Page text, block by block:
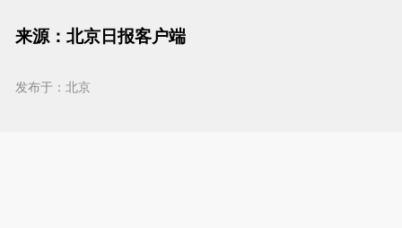
来源：北京日报客户端
发布于：北京